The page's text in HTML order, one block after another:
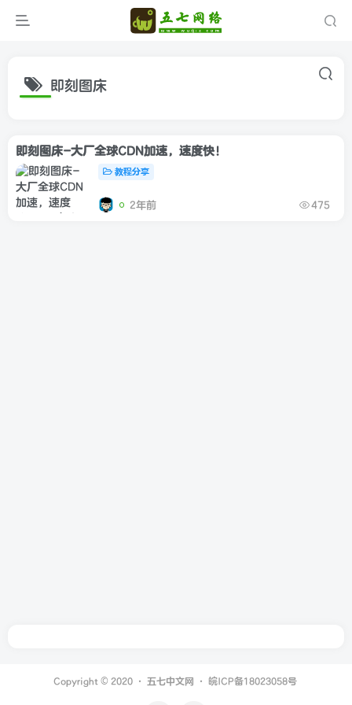
即刻图床
即刻图床-大厂全球CDN加速，速度快！
教程分享
2年前 475
Copyright © 2020 · 五七中文网 · 皖ICP备18023058号